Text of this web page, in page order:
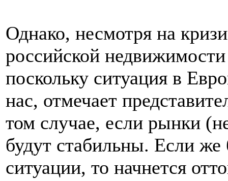
Однако, несмотря на
российской
поскольку ситуация в
нас, отмечает
том случае, если рынки
будут стабильны. Если же
ситуации, то начнется